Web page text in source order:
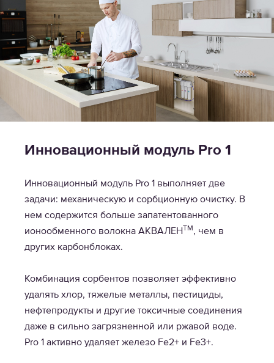
Инновационный модуль Pro 1
Инновационный модуль Pro 1 выполняет две
задачи: механическую и сорбционную очистку. В
нем содержится больше запатентованного
ионообменного волокна АКВАЛЕНTM , чем в
других карбонблоках.
Комбинация сорбентов позволяет эффективно
удалять хлор, тяжелые металлы, пестициды,
нефтепродукты и другие токсичные соединения
даже в сильно загрязненной или ржавой воде.
Pro 1 активно удаляет железо Fe2+ и Fe3+.